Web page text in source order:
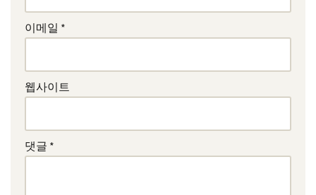
이메일 *
웹사이트
댓글 *